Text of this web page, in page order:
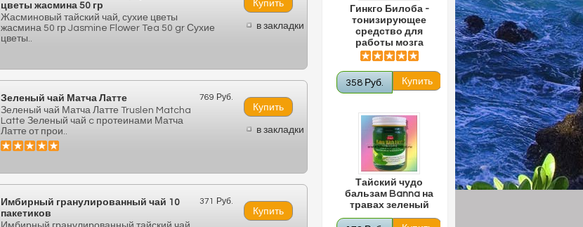
Гинкго Билоба -
тонизирующее
средство для
работы мозга
358 Руб.
Тайский чудо
бальзам Banna на
травах зеленый
в закладки
цветы жасмина 50 гр
Жасминовый тайский чай, сухие цветы
жасмина 50 гр Jasmine Flower Tea 50 gr Сухие
цветы..
в закладки
769 Руб.
Зеленый чай Матча Латте
Зеленый чай Матча Латте Truslen Matcha
Latte Зеленый чай c протеинами Матча
Латте от прои..
371 Руб.
Имбирный гранулированный чай 10
пакетиков